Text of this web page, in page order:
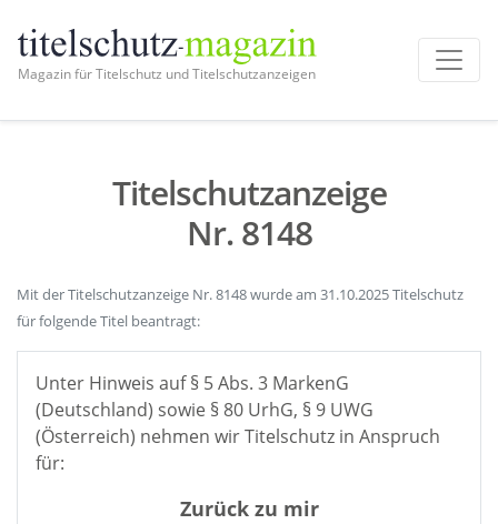
Magazin für Titelschutz und Titelschutzanzeigen
Titelschutzanzeige
Nr. 8148
Mit der Titelschutzanzeige Nr. 8148 wurde am 31.10.2025 Titelschutz
für folgende Titel beantragt:
Unter Hinweis auf § 5 Abs. 3 MarkenG
(Deutschland) sowie § 80 UrhG, § 9 UWG
(Österreich) nehmen wir Titelschutz in Anspruch
für:
Zurück zu mir